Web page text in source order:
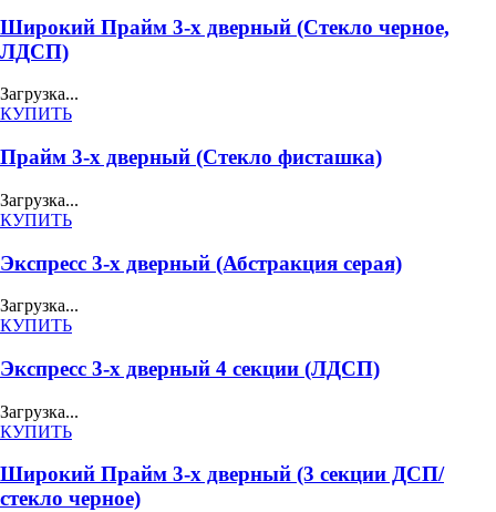
Широкий Прайм 3-х дверный (Стекло черное,
ЛДСП)
Загрузка...
КУПИТЬ
Прайм 3-х дверный (Стекло фисташка)
Загрузка...
КУПИТЬ
Экспресс 3-х дверный (Абстракция серая)
Загрузка...
КУПИТЬ
Экспресс 3-х дверный 4 секции (ЛДСП)
Загрузка...
КУПИТЬ
Широкий Прайм 3-х дверный (3 секции ДСП/
стекло черное)